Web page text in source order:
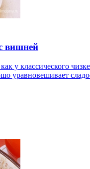
вишней
как у классического
уравновешивает